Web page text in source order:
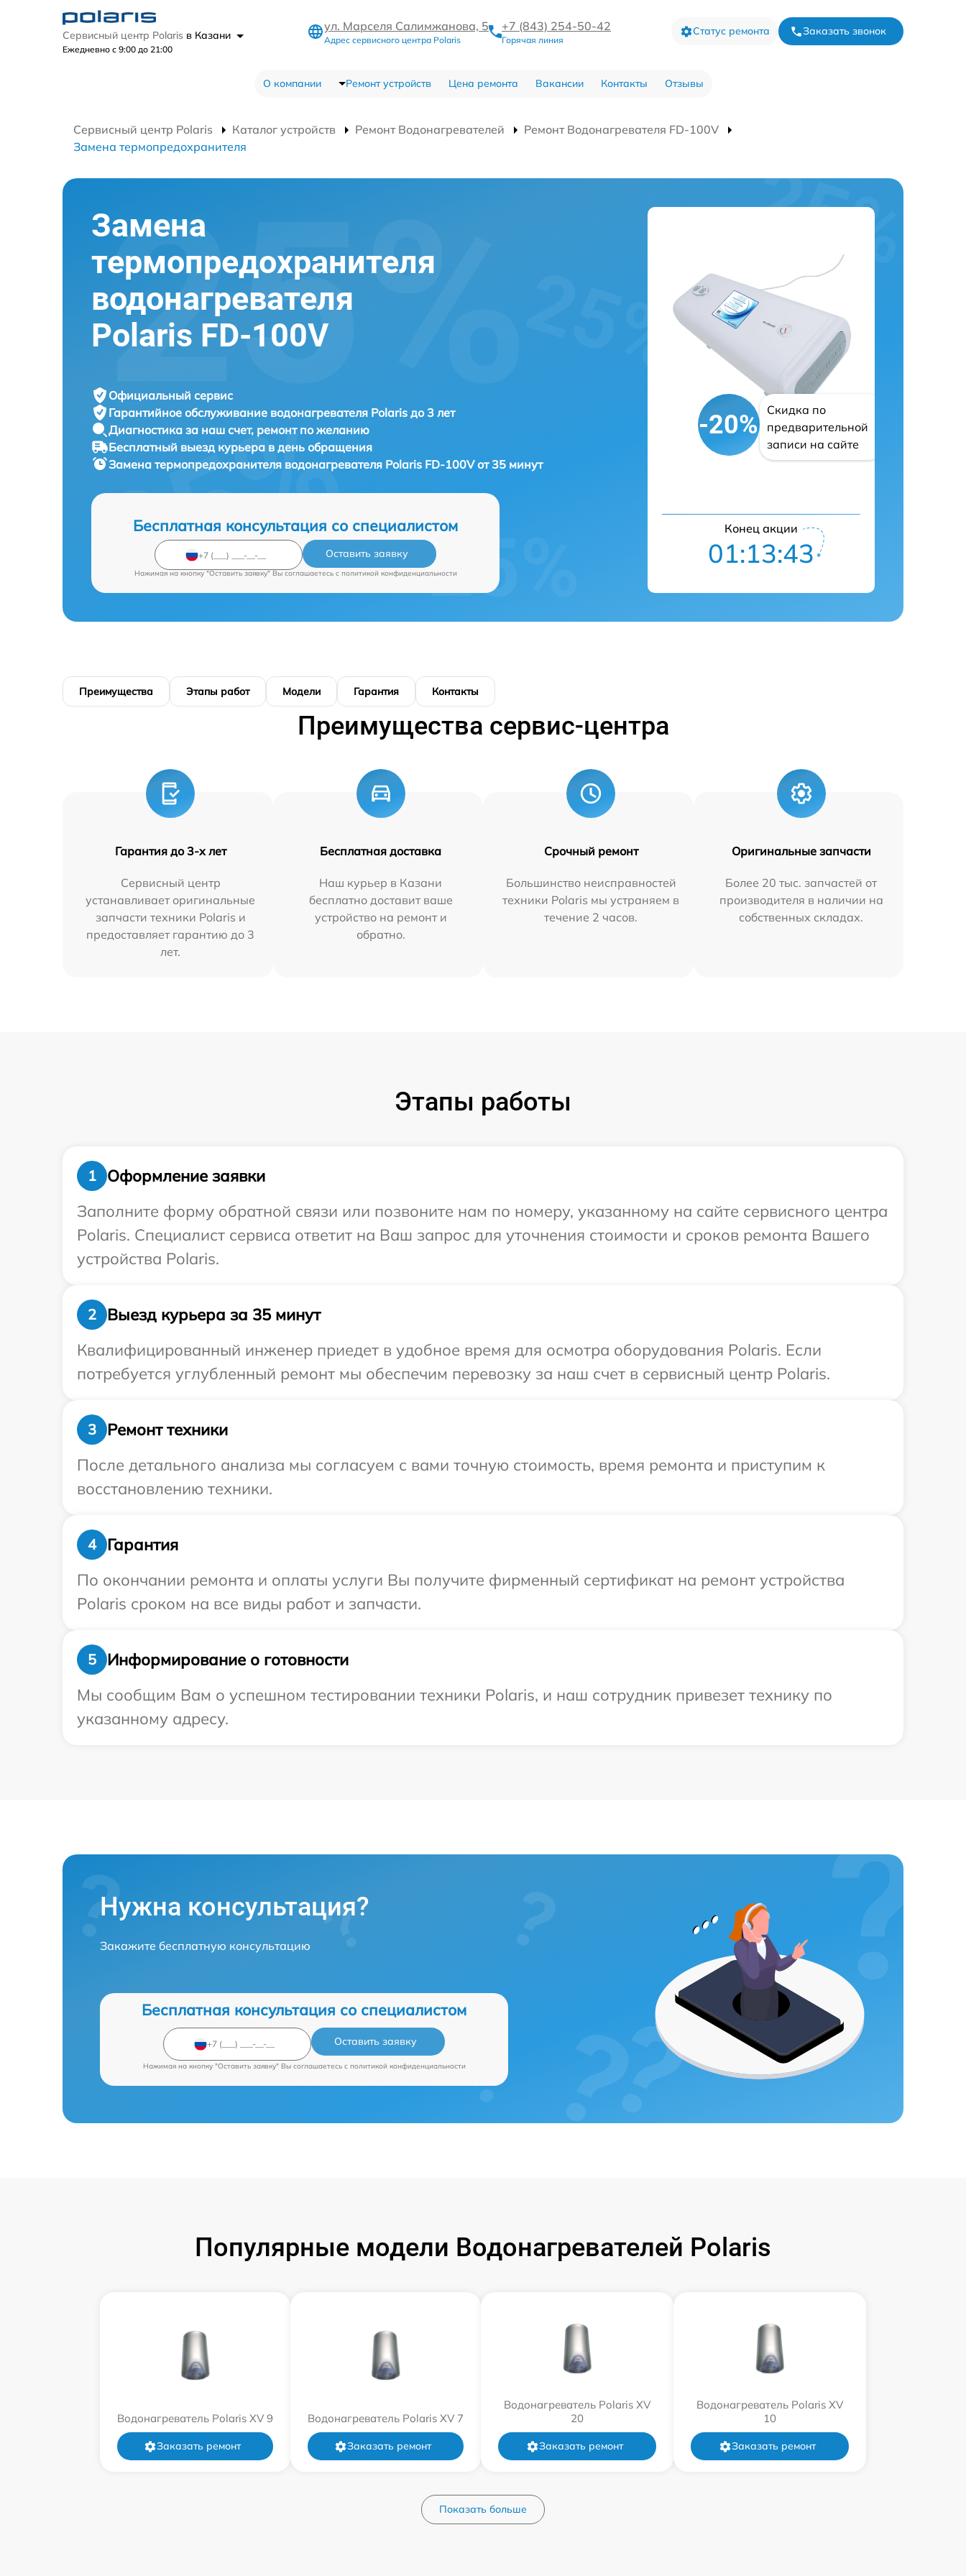
Сервисный центр Polaris в Казани
Ежедневно с 9:00 до 21:00
ул. Марселя Салимжанова, 5
Адрес сервисного центра Polaris
+7 (843) 254-50-42
Горячая линия
Статус ремонта Заказать звонок
О компании Ремонт устройств Цена ремонта Вакансии Контакты Отзывы
Сервисный центр Polaris Каталог устройств Ремонт Водонагревателей
Ремонт Водонагревателя FD-100V
Замена термопредохранителя
Замена
термопредохранителя
водонагревателя
Polaris FD-100V
Официальный сервис
Гарантийное обслуживание водонагревателя Polaris до 3 лет
Диагностика за наш счет, ремонт по желанию
Бесплатный выезд курьера в день обращения
Замена термопредохранителя водонагревателя Polaris FD-100V от 35 минут
Бесплатная консультация со специалистом
Оставить заявку
Нажимая на кнопку "Оставить заявку" Вы соглашаетесь c политикой конфиденциальности
-20%
Скидка по
предварительной
записи на сайте
Конец акции
01:13:42
Преимущества Этапы работ Модели Гарантия Контакты
Преимущества сервис-центра
Гарантия до 3-х лет
Сервисный центр
устанавливает оригинальные
запчасти техники Polaris и
предоставляет гарантию до 3
лет.
Бесплатная доставка
Наш курьер в Казани
бесплатно доставит ваше
устройство на ремонт и
обратно.
Срочный ремонт
Большинство неисправностей
техники Polaris мы устраняем в
течение 2 часов.
Оригинальные запчасти
Более 20 тыс. запчастей от
производителя в наличии на
собственных складах.
Этапы работы
1
Оформление заявки
Заполните форму обратной связи или позвоните нам по номеру, указанному на сайте сервисного центра
Polaris. Специалист сервиса ответит на Ваш запрос для уточнения стоимости и сроков ремонта Вашего
устройства Polaris.
2
Выезд курьера за 35 минут
Квалифицированный инженер приедет в удобное время для осмотра оборудования Polaris. Если
потребуется углубленный ремонт мы обеспечим перевозку за наш счет в сервисный центр Polaris.
3
Ремонт техники
После детального анализа мы согласуем с вами точную стоимость, время ремонта и приступим к
восстановлению техники.
4
Гарантия
По окончании ремонта и оплаты услуги Вы получите фирменный сертификат на ремонт устройства
Polaris сроком на все виды работ и запчасти.
5
Информирование о готовности
Мы сообщим Вам о успешном тестировании техники Polaris, и наш сотрудник привезет технику по
указанному адресу.
Нужна консультация?
Закажите бесплатную консультацию
Бесплатная консультация со специалистом
Оставить заявку
Нажимая на кнопку "Оставить заявку" Вы соглашаетесь c политикой конфиденциальности
Популярные модели Водонагревателей Polaris
Водонагреватель Polaris XV 9
Заказать ремонт
Водонагреватель Polaris XV 7
Заказать ремонт
Водонагреватель Polaris XV
20
Заказать ремонт
Водонагреватель Polaris XV
10
Заказать ремонт
Показать больше